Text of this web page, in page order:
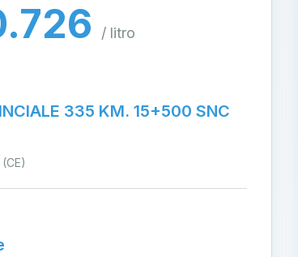
/ litro
335 KM. 15+500 SNC